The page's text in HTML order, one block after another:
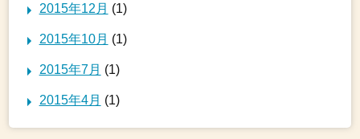
2015年12月 (1)
2015年10月 (1)
2015年7月 (1)
2015年4月 (1)